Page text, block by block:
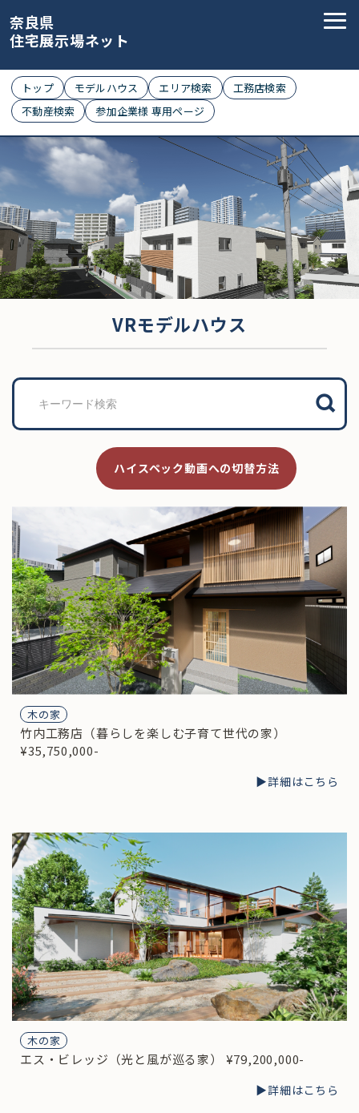
奈良県
住宅展示場ネット
トップ モデルハウス エリア検索
工務店検索
不動産検索
参加企業様 専用ページ
VRモデルハウス
検
索
ハイスペック動画への切替方法
木の家
竹内工務店（暮らしを楽しむ子育て世代の家）
¥35,750,000-
▶︎詳細はこちら
木の家
エス・ビレッジ（光と風が巡る家） ¥79,200,000-
▶︎詳細はこちら